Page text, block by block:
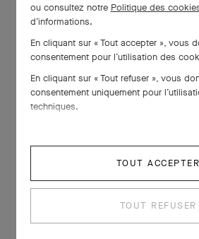
ou consultez notre Politique des
d’informations.
En cliquant sur « Tout accepter », vous
consentement pour l’utilisation des
En cliquant sur « Tout refuser », vous
consentement uniquement pour
techniques.
TOUT ACCEPTER
TOUT REFUSER